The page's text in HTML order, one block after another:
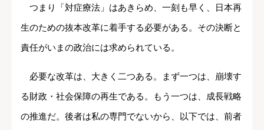
つまり「対症療法」はあきらめ、一刻も早く、日本再
生のための抜本改革に着手する必要がある。その決断と
責任がいまの政治には求められている。
必要な改革は、大きく二つある。まず一つは、崩壊す
る財政・社会保障の再生である。もう一つは、成長戦略
の推進だ。後者は私の専門でないから、以下では、前者